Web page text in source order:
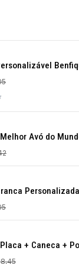
Avó do
Personalizada
+ Caneca +